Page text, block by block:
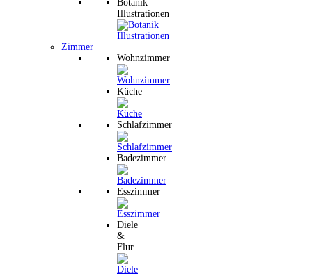
Botanik
Illustrationen
Zimmer
Wohnzimmer
Küche
Schlafzimmer
Badezimmer
Esszimmer
Diele
&
Flur